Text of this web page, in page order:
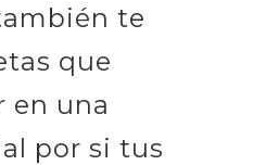
te
que
en una
por si tus